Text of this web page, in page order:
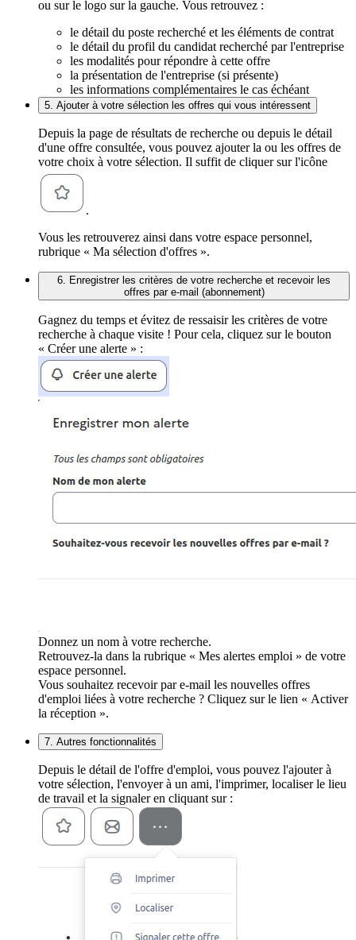
ou sur le logo sur la gauche. Vous retrouvez :
le détail du poste recherché et les éléments de contrat
le détail du profil du candidat recherché par l'entreprise
les modalités pour répondre à cette offre
la présentation de l'entreprise (si présente)
les informations complémentaires le cas échéant
5. Ajouter à votre sélection les offres qui vous intéressent
Depuis la page de résultats de recherche ou depuis le détail
d'une offre consultée, vous pouvez ajouter la ou les offres de
votre choix à votre sélection. Il suffit de cliquer sur l'icône
.
Vous les retrouverez ainsi dans votre espace personnel,
rubrique « Ma sélection d'offres ».
6. Enregistrer les critères de votre recherche et recevoir les
offres par e-mail (abonnement)
Gagnez du temps et évitez de ressaisir les critères de votre
recherche à chaque visite ! Pour cela, cliquez sur le bouton
« Créer une alerte » :
Donnez un nom à votre recherche.
Retrouvez-la dans la rubrique « Mes alertes emploi » de votre
espace personnel.
Vous souhaitez recevoir par e-mail les nouvelles offres
d'emploi liées à votre recherche ? Cliquez sur le lien « Activer
la réception ».
7. Autres fonctionnalités
Depuis le détail de l'offre d'emploi, vous pouvez l'ajouter à
votre sélection, l'envoyer à un ami, l'imprimer, localiser le lieu
de travail et la signaler en cliquant sur :